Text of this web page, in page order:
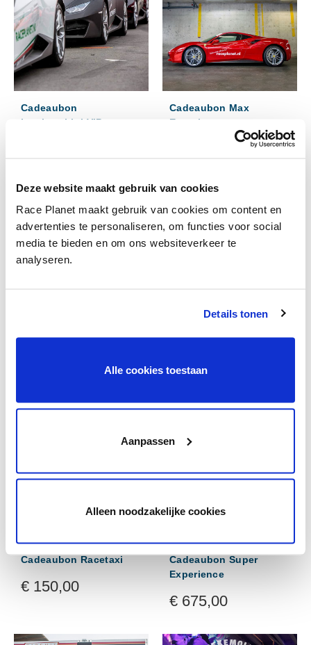
Deze website maakt gebruik van cookies
Race Planet maakt gebruik van cookies om content en
advertenties te personaliseren, om functies voor social
media te bieden en om ons websiteverkeer te
analyseren.
Details tonen
Alle cookies toestaan
Aanpassen
Alleen noodzakelijke cookies
Cadeaubon
Lamborghini VIP
Cadeaubon Max
Experience
Cadeaubon Racetaxi
€ 150,00
Cadeaubon Super
Experience
€ 675,00